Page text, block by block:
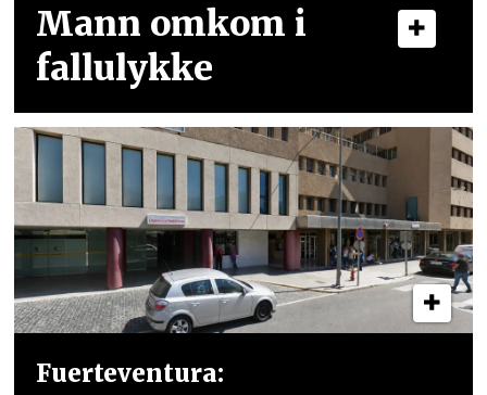
Mann omkom i
fallulykke
Fuerteventura: